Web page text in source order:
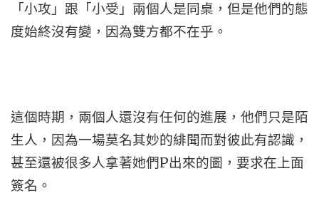
「小攻」跟「小受」兩個人是同桌，但是他們的態
度始終沒有變，因為雙方都不在乎。
這個時期，兩個人還沒有任何的進展，他們只是陌
生人，因為一場莫名其妙的緋聞而對彼此有認識，
甚至還被很多人拿著她們P出來的圖，要求在上面
簽名。